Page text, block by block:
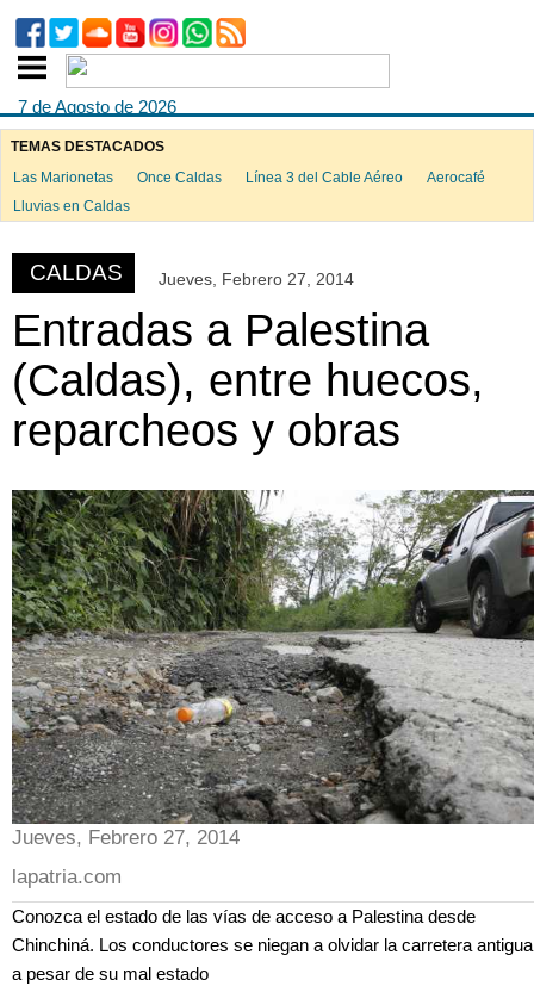
7 de Agosto de 2026
TEMAS DESTACADOS
Las Marionetas
Once Caldas Línea 3 del Cable Aéreo
Aerocafé
Lluvias en Caldas
CALDAS Jueves, Febrero 27, 2014
Entradas a Palestina
(Caldas), entre huecos,
reparcheos y obras
Jueves, Febrero 27, 2014
lapatria.com
Conozca el estado de las vías de acceso a Palestina desde
Chinchiná. Los conductores se niegan a olvidar la carretera antigua
a pesar de su mal estado